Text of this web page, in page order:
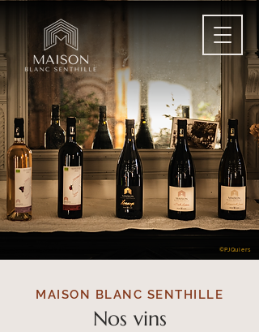
©PJQuiers
MAISON BLANC SENTHILLE
Nos vins